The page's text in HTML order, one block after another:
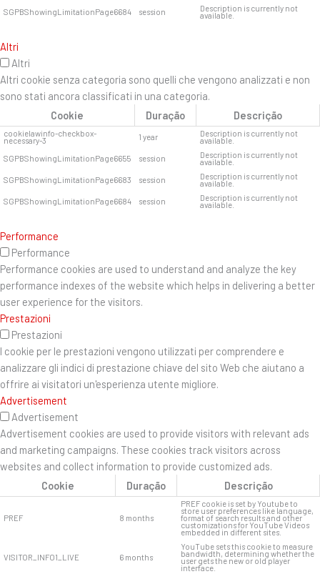
SGPBShowingLimitationPage6684
session Description is currently not
available.
Altri
Altri
Altri cookie senza categoria sono quelli che vengono analizzati e non
sono stati ancora classificati in una categoria.
Cookie
Duração Descrição
cookielawinfo-checkbox-
necessary-3 1 year Description is currently not
available.
SGPBShowingLimitationPage6655
session Description is currently not
available.
SGPBShowingLimitationPage6683
session Description is currently not
available.
SGPBShowingLimitationPage6684
session Description is currently not
available.
Performance
Performance
Performance cookies are used to understand and analyze the key
performance indexes of the website which helps in delivering a better
user experience for the visitors.
Prestazioni
Prestazioni
I cookie per le prestazioni vengono utilizzati per comprendere e
analizzare gli indici di prestazione chiave del sito Web che aiutano a
offrire ai visitatori un'esperienza utente migliore.
Advertisement
Advertisement
Advertisement cookies are used to provide visitors with relevant ads
and marketing campaigns. These cookies track visitors across
websites and collect information to provide customized ads.
Cookie
Duração Descrição
PREF 8 months
PREF cookie is set by Youtube to
store user preferences like language,
format of search results and other
customizations for YouTube Videos
embedded in different sites.
VISITOR_INFO1_LIVE 6 months
YouTube sets this cookie to measure
bandwidth, determining whether the
user gets the new or old player
interface.